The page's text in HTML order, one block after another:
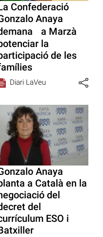
Confederació
Anaya
a Marzà
la
de les
Diari LaVeu
Anaya
a Català en la
del
del
ESO i